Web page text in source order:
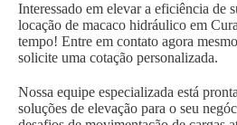
Interessado em elevar a eficiência de
locação de macaco hidráulico em
tempo! Entre em contato agora
solicite uma cotação personalizada.
Nossa equipe especializada está
soluções de elevação para o seu